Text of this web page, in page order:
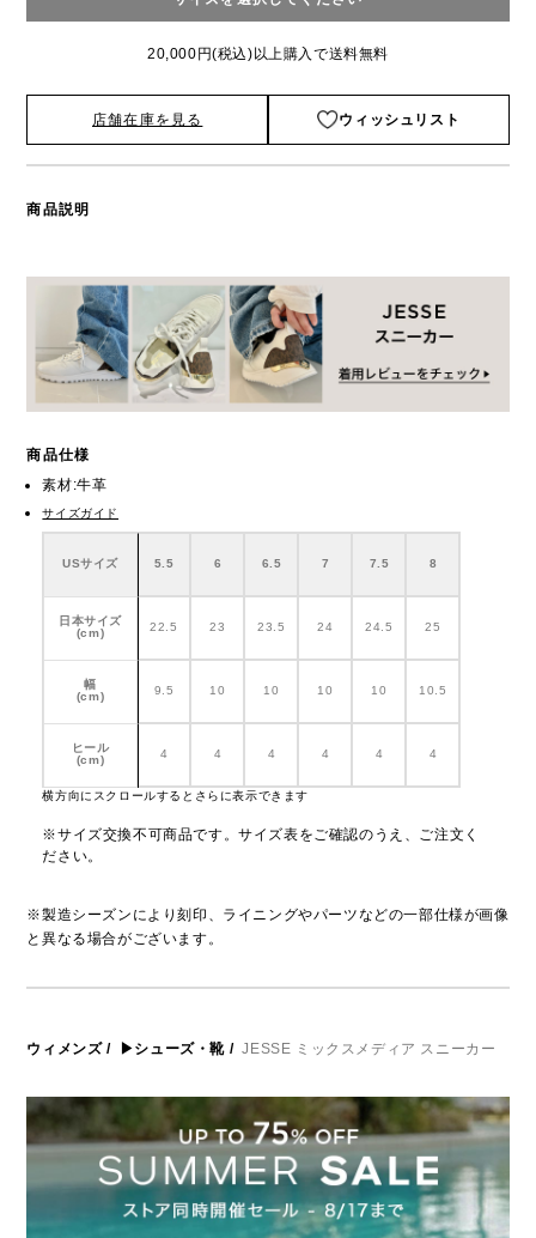
20,000円(税込)以上購入で送料無料
店舗在庫を見る ウィッシュリスト
商品説明
商品仕様
素材:牛革
サイズガイド
USサイズ 5.5 6 6.5 7 7.5 8
日本サイズ
(cm)
22.5 23 23.5 24 24.5 25
幅
(cm)
9.5 10 10 10 10 10.5
ヒール
(cm)
4 4 4 4 4 4
横方向にスクロールするとさらに表示できます
※サイズ交換不可商品です。サイズ表をご確認のうえ、ご注文く
ださい。
※製造シーズンにより刻印、ライニングやパーツなどの一部仕様が画像
と異なる場合がございます。
ウィメンズ/ ▶シューズ・靴 / JESSE ミックスメディア スニーカー